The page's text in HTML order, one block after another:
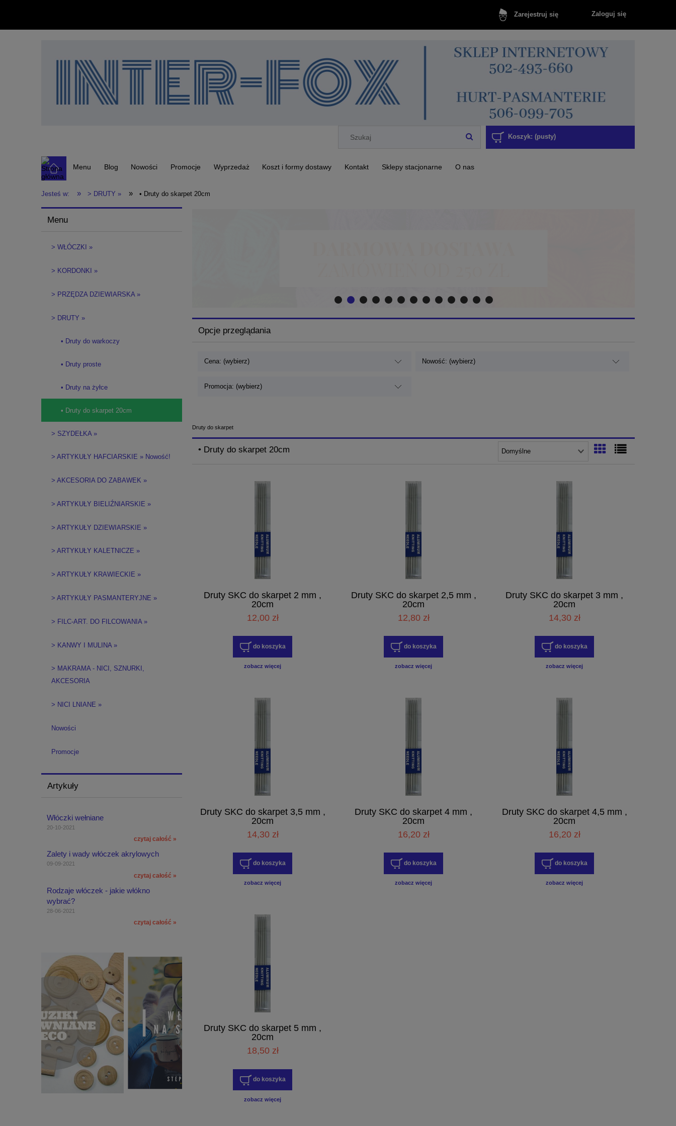
Zarejestruj się Zaloguj się
Koszyk: (pusty)
Menu Blog Nowości Promocje Wyprzedaż Koszt i formy dostawy Kontakt Sklepy stacjonarne O nas
Jesteś w: » > DRUTY » » • Druty do skarpet 20cm
Menu
> WŁÓCZKI »
> KORDONKI »
> PRZĘDZA DZIEWIARSKA »
> DRUTY »
• Druty do warkoczy
• Druty proste
• Druty na żyłce
• Druty do skarpet 20cm
> SZYDEŁKA »
> ARTYKUŁY HAFCIARSKIE » Nowość!
> AKCESORIA DO ZABAWEK »
> ARTYKUŁY BIELIŹNIARSKIE »
> ARTYKUŁY DZIEWIARSKIE »
> ARTYKUŁY KALETNICZE »
> ARTYKUŁY KRAWIECKIE »
> ARTYKUŁY PASMANTERYJNE »
> FILC-ART. DO FILCOWANIA »
> KANWY I MULINA »
> MAKRAMA - NICI, SZNURKI,
AKCESORIA
> NICI LNIANE »
Nowości
Promocje
Artykuły
Włóczki wełniane
20-10-2021
czytaj całość »
Zalety i wady włóczek akrylowych
09-09-2021
czytaj całość »
Rodzaje włóczek - jakie włókno
wybrać?
28-06-2021
czytaj całość »
Opcje przeglądania
Cena: (wybierz) Nowość: (wybierz)
Promocja: (wybierz)
Druty do skarpet
• Druty do skarpet 20cm
Druty SKC do skarpet 2 mm ,
20cm
12,00 zł
do koszyka
zobacz więcej
Druty SKC do skarpet 2,5 mm ,
20cm
12,80 zł
do koszyka
zobacz więcej
Druty SKC do skarpet 3 mm ,
20cm
14,30 zł
do koszyka
zobacz więcej
Druty SKC do skarpet 3,5 mm ,
20cm
14,30 zł
do koszyka
zobacz więcej
Druty SKC do skarpet 4 mm ,
20cm
16,20 zł
do koszyka
zobacz więcej
Druty SKC do skarpet 4,5 mm ,
20cm
16,20 zł
do koszyka
zobacz więcej
Druty SKC do skarpet 5 mm ,
20cm
18,50 zł
do koszyka
zobacz więcej